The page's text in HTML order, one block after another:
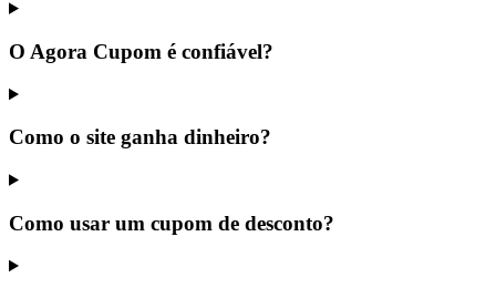
O Agora Cupom é confiável?
Como o site ganha dinheiro?
Como usar um cupom de desconto?